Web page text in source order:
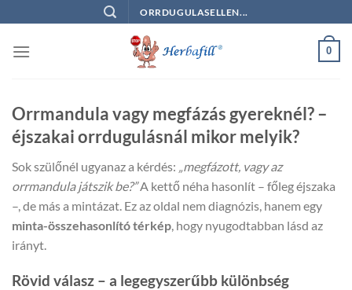
to
content
ORRDUGULASELLEN...
0
Orrmandula vagy megfázás gyereknél? –
éjszakai orrdugulásnál mikor melyik?
Sok szülőnél ugyanaz a kérdés: „megfázott, vagy az
orrmandula játszik be?”A kettő néha hasonlít – főleg éjszaka
–, de más a mintázat. Ez az oldal nem diagnózis, hanem egy
minta-összehasonlító térkép, hogy nyugodtabban lásd az
irányt.
Rövid válasz – a legegyszerűbb különbség